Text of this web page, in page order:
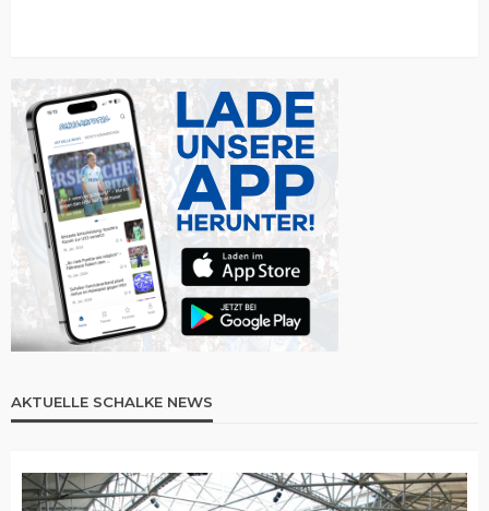
AKTUELLE SCHALKE NEWS